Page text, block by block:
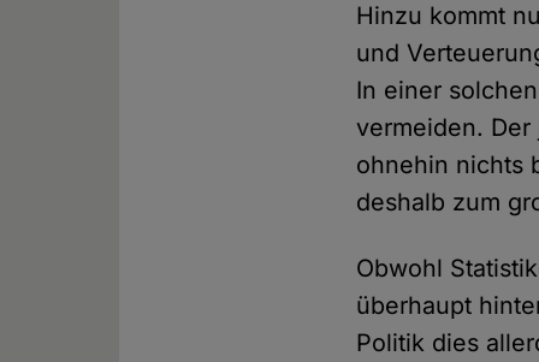
Hinzu kommt
und
In einer
vermeiden.
ohnehin nichts
deshalb zum
Obwohl
überhaupt
Politik dies